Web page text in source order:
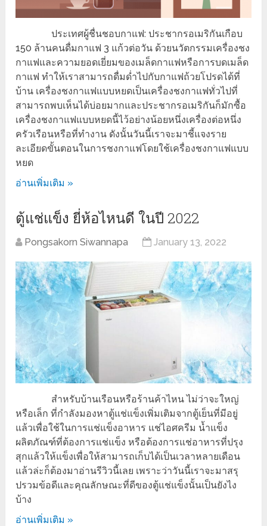
ประเทศผู้ชื่นชอบกาแฟ: ประชากรอเมริกันเกือบ
150 ล้านคนดื่มกาแฟ 3 แก้วต่อวัน ด้วยนวัตกรรมเครื่องชง
กาแฟและความยอดเยี่ยมของเมล็ดกาแฟหรือการบดเมล็ด
กาแฟ ทำให้เราสามารถดื่มด่ำไปกับกาแฟถ้วยโปรดได้ที่
บ้าน เครื่องชงกาแฟแบบหยดเป็นเครื่องชงกาแฟทั่วไปที่
สามารถพบเห็นได้บ่อยมากและประชากรอเมริกันก็มักซื้อ
เครื่องชงกาแฟแบบหยดนี้ไว้อย่างน้อยหนึ่งเครื่องต่อหนึ่ง
ครัวเรือนหรือที่ทำงาน ดังนั้นวันนี้เราจะมาชี้แจงราย
ละเอียดขั้นตอนในการชงกาแฟโดยใช้เครื่องชงกาแฟแบบ
หยด
อ่านเพิ่มเติม »
ตู้แช่แข็ง ยี่ห้อไหนดี ในปี 2022
Pongsakorn Siwannapa January 13, 2022
สำหรับบ้านเรือนหรือร้านค้าไหน ไม่ว่าจะใหญ่
หรือเล็ก ที่กำลังมองหาตู้แช่แข็งเพิ่มเติมจากตู้เย็นที่มีอยู่
แล้วเพื่อใช้ในการแช่แข็งอาหาร แช่ไอศครีม น้ำแข็ง
ผลิตภัณฑ์ที่ต้องการแช่แข็ง หรือต้องการแช่อาหารที่ปรุง
สุกแล้วให้แข็งเพื่อให้สามารถเก็บได้เป็นเวลาหลายเดือน
แล้วล่ะก็ต้องมาอ่านรีวิวนี้เลย เพราะว่าวันนี้เราจะมาสรุ
ปรวมข้อดีและคุณลักษณะที่ดีของตู้แช่แข็งนั้นเป็นยังไง
บ้าง
อ่านเพิ่มเติม »